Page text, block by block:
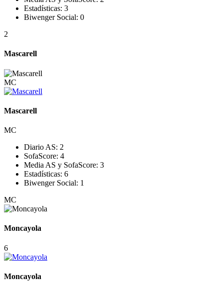
Estadísticas: 3
Biwenger Social: 0
2
Mascarell
MC
Mascarell
MC
Diario AS: 2
SofaScore: 4
Media AS y SofaScore: 3
Estadísticas: 6
Biwenger Social: 1
MC
Moncayola
6
Moncayola